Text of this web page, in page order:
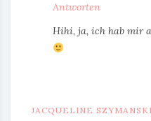
Antworten
Hihi, ja, ich hab mir
JACQUELINE SZYMANSKI